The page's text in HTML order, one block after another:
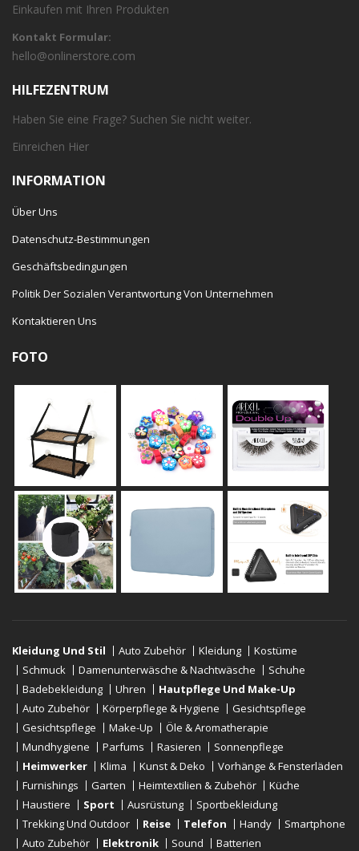
Einkaufen mit Ihren Produkten
Kontakt Formular:
hello@onlinerstore.com
HILFEZENTRUM
Haben Sie eine Frage? Suchen Sie nicht weiter.
Einreichen Hier
INFORMATION
Über Uns
Datenschutz-Bestimmungen
Geschäftsbedingungen
Politik Der Sozialen Verantwortung Von Unternehmen
Kontaktieren Uns
FOTO
Kleidung Und Stil Auto Zubehör Kleidung
Kostüme
Schmuck
Damenunterwäsche & Nachtwäsche
Schuhe
Badebekleidung
Uhren
Hautpflege Und Make-Up
Auto Zubehör
Körperpflege & Hygiene
Gesichtspflege
Gesichtspflege
Make-Up
Öle & Aromatherapie
Mundhygiene
Parfums Rasieren
Sonnenpflege
Heimwerker
Klima Kunst & Deko
Vorhänge & Fensterläden
Furnishings
Garten Heimtextilien & Zubehör
Küche
Haustiere
Sport Ausrüstung
Sportbekleidung
Trekking Und Outdoor
Reise Telefon Handy
Smartphone
Auto Zubehör
Elektronik Sound Batterien